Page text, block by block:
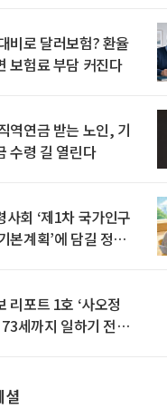
비로 달러보험? 환율
보험료 부담 커진다
역연금 받는 노인, 기
수령 길 열린다
사회 ‘제1차 국가인구
본계획’에 담길 정책
리포트 1호 ‘사오정
세까지 일하기 전략’
셜